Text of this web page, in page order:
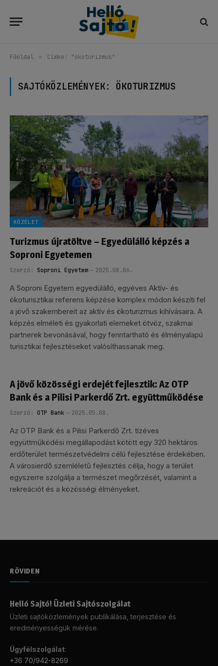
Főoldal » Címke: "ökoturizmus"
SAJTÓKÖZLEMÉNYEK: ÖKOTURIZMUS
KÖZÉLET
Turizmus újratöltve – Egyedülálló képzés a
Soproni Egyetemen
Szerző: Soproni Egyetem 2025.08.06.
A Soproni Egyetem egyedülálló, egyéves Aktív- és
ökoturisztikai referens képzése komplex módon készíti fel
a jövő szakembereit az aktív és ökoturizmus kihívásaira. A
képzés elméleti és gyakorlati elemeket ötvöz, szakmai
partnerek bevonásával, hogy fenntartható és élményalapú
turisztikai fejlesztéseket valósíthassanak meg.
A jövő közösségi erdejét fejlesztik: Az OTP
Bank és a Pilisi Parkerdő Zrt. együttműködése
Szerző: OTP Bank 2025.05.08.
Az OTP Bank és a Pilisi Parkerdő Zrt. tízéves
együttműködési megállapodást kötött egy 320 hektáros
erdőterület természetvédelmi célú fejlesztése érdekében.
A városierdő szemléletű fejlesztés célja, hogy a terület
egyszerre szolgálja a természet megőrzését, valamint a
rekreációt és a közösségi élményeket.
RÖVIDEN
Helló Sajtó! Üzleti Sajtószolgálat
Üzleti sajtóközlemények publikálása, terjesztése és
eredményességük mérése.
Ügyfélszolgálat:
+36 70/942-8269